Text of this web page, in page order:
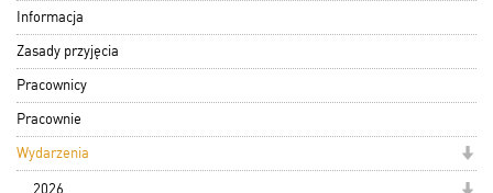
Informacja
Zasady przyjęcia
Pracownicy
Pracownie
Wydarzenia
2026